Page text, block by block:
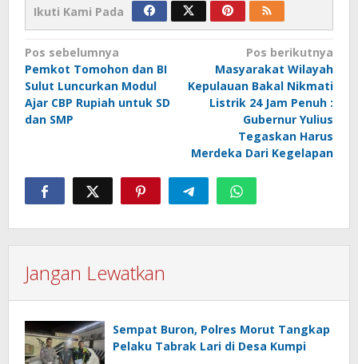
Ikuti Kami Pada
Navigasi
pos
Pos sebelumnya
Pemkot Tomohon dan BI
Sulut Luncurkan Modul
Ajar CBP Rupiah untuk SD
dan SMP
Pos berikutnya
Masyarakat Wilayah
Kepulauan Bakal Nikmati
Listrik 24 Jam Penuh :
Gubernur Yulius
Tegaskan Harus
Merdeka Dari Kegelapan
Jangan Lewatkan
Sempat Buron, Polres Morut Tangkap
Pelaku Tabrak Lari di Desa Kumpi